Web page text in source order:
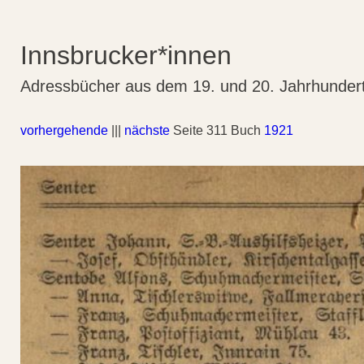
Innsbrucker*innen
Adressbücher aus dem 19. und 20.
vorhergehende nächste Seite 311 Buch 1921